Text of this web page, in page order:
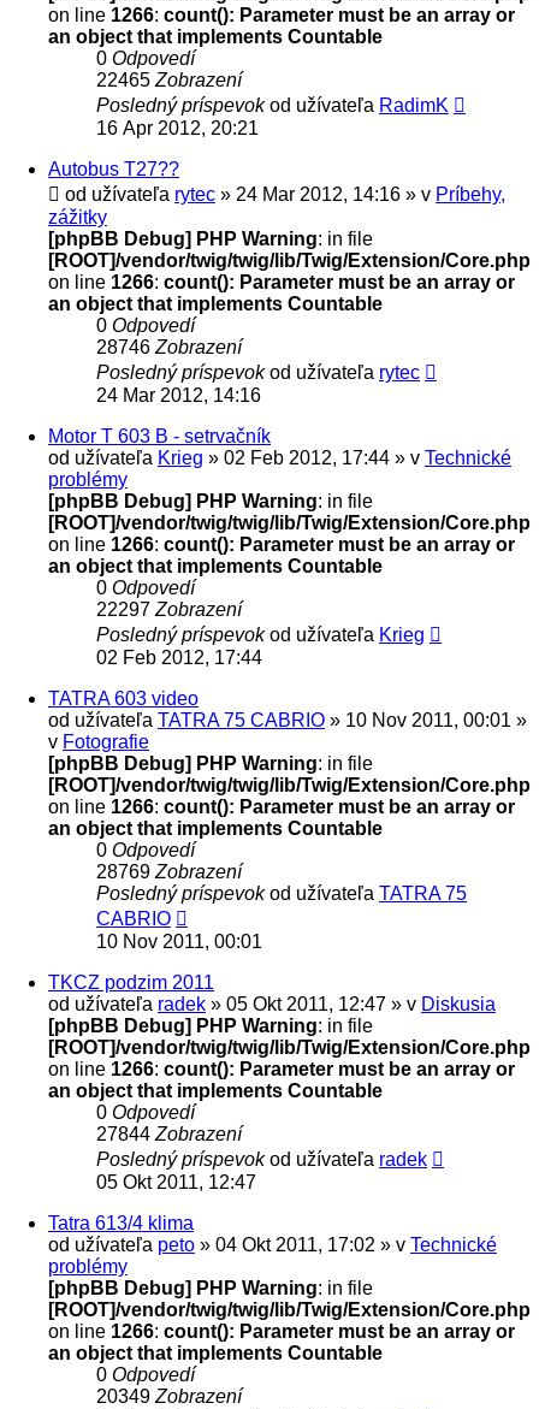
on line 1266: count(): Parameter must be an array or
an object that implements Countable
0 Odpovedí
22465 Zobrazení
Posledný príspevokod užívateľa RadimK
16 Apr 2012, 20:21
Autobus T27??
od užívateľa rytec » 24 Mar 2012, 14:16 » v Príbehy,
zážitky
[phpBB Debug] PHP Warning: in file
[ROOT]/vendor/twig/twig/lib/Twig/Extension/Core.php
on line 1266: count(): Parameter must be an array or
an object that implements Countable
0 Odpovedí
28746 Zobrazení
Posledný príspevokod užívateľa rytec
24 Mar 2012, 14:16
Motor T 603 B - setrvačník
od užívateľa Krieg » 02 Feb 2012, 17:44 » v Technické
problémy
[phpBB Debug] PHP Warning: in file
[ROOT]/vendor/twig/twig/lib/Twig/Extension/Core.php
on line 1266: count(): Parameter must be an array or
an object that implements Countable
0 Odpovedí
22297 Zobrazení
Posledný príspevokod užívateľa Krieg
02 Feb 2012, 17:44
TATRA 603 video
od užívateľa TATRA 75 CABRIO » 10 Nov 2011, 00:01 »
v Fotografie
[phpBB Debug] PHP Warning: in file
[ROOT]/vendor/twig/twig/lib/Twig/Extension/Core.php
on line 1266: count(): Parameter must be an array or
an object that implements Countable
0 Odpovedí
28769 Zobrazení
Posledný príspevokod užívateľa TATRA 75
CABRIO
10 Nov 2011, 00:01
TKCZ podzim 2011
od užívateľa radek » 05 Okt 2011, 12:47 » v Diskusia
[phpBB Debug] PHP Warning: in file
[ROOT]/vendor/twig/twig/lib/Twig/Extension/Core.php
on line 1266: count(): Parameter must be an array or
an object that implements Countable
0 Odpovedí
27844 Zobrazení
Posledný príspevokod užívateľa radek
05 Okt 2011, 12:47
Tatra 613/4 klima
od užívateľa peto » 04 Okt 2011, 17:02 » v Technické
problémy
[phpBB Debug] PHP Warning: in file
[ROOT]/vendor/twig/twig/lib/Twig/Extension/Core.php
on line 1266: count(): Parameter must be an array or
an object that implements Countable
0 Odpovedí
20349 Zobrazení